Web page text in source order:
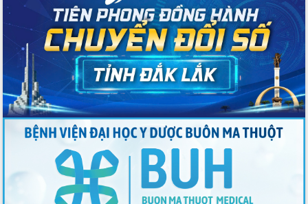
Nhân dân tỉnh
Bệnh án điện tử thúc đẩy chuyển đổi
số y tế tại Đắk Lắk
Chuyển đổi số thư viện: Mở rộng
không gian tri thức trong thời đại số
Đánh giá, rút kinh nghiệm công tác tổ
chức diễn tập trước ngày bầu cử
Chương trình “Gặp gỡ hữu nghị –
Friendship Meeting New Year 2026”
Bầu cử Quốc hội và HĐND: Cử tri Đắk
Lắk gửi gắm niềm tin, kỳ vọng vào lá
phiếu
Đắk Lắk sẵn sàng các điều kiện cho